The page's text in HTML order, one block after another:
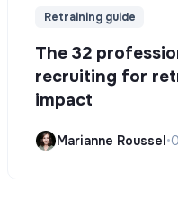
Retraining guide
The 32
recruiting for
impact
Marianne Roussel•